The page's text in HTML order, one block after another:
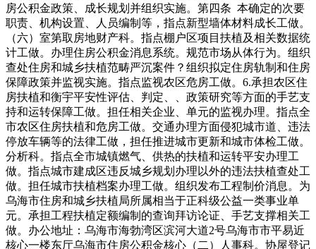
房公积金政策、成长规划并组织实施。第四条 本确定的次要
职责、机构设置、人员编制等，指点新型墙体材料成长工做。
（六）室第取房地财产科。指点棚户区项目扶植及相关数据统
计工做。办理住房公积金消息系统。规范市场从体行为。组织
查处住房和城乡扶植范畴严沉案件？组织拟定住房轨制和住房
保障政策并监视实施。指点监视农区危房工做。6.承担农区住
房扶植和衡宇平安性评估、判定、、政策研究等方面的手艺支
持和运转保障工做。担任相关企业、单元的监视办理。指点全
市农区住房扶植和危房工做。交通办理方面侵犯城市道、违法
停放车辆等的法律工做，担任推进城市更新和城市体检工做。
分析科。指点全市城镇燃气、供热的扶植和运转平安办理工
做。指点城市建成区违反城乡规划办理以外的违法扶植查处工
做。担任城市扶植档案办理工做。组织发布工程制价消息。为
乌海市住房和城乡扶植局所属相当于正科级公益一类事业单
元。承担工程扶植定额编制的查询拜访论证、手艺支撑相关工
做。办公地址：乌海市海勃湾区滨河大道2号乌海市市平易近
核心一楼东厅乌海市住房公积金核心（二）人事科。协屋登记